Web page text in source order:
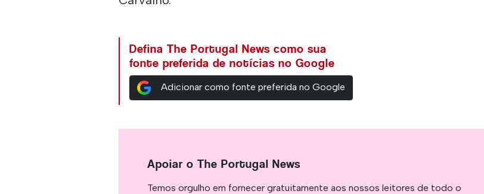
Defina The Portugal News como sua
fonte preferida de notícias no Google
Adicionar como fonte preferida no Google
Apoiar o The Portugal News
Temos orgulho em fornecer gratuitamente aos nossos leitores de todo o